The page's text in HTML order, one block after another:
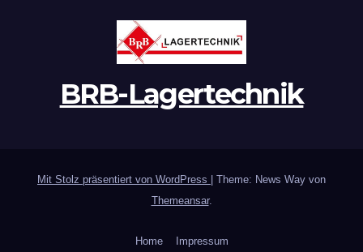
BRB-Lagertechnik
Mit Stolz präsentiert von WordPress
Theme: News Way von
Themeansar.
Home Impressum